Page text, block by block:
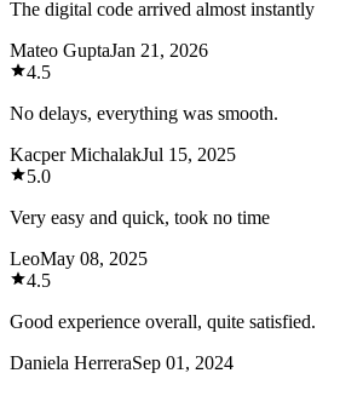
The digital code arrived almost instantly
Mateo GuptaJan 21, 2026
4.5
No delays, everything was smooth.
Kacper MichalakJul 15, 2025
5.0
Very easy and quick, took no time
LeoMay 08, 2025
4.5
Good experience overall, quite satisfied.
Daniela HerreraSep 01, 2024